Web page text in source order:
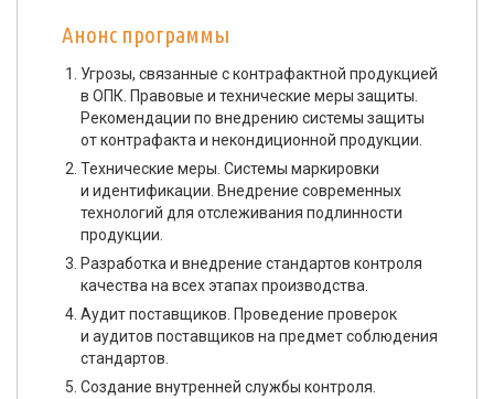
Анонс программы
Угрозы, связанные с контрафактной продукцией
в ОПК. Правовые и технические меры защиты.
Рекомендации по внедрению системы защиты
от контрафакта и некондиционной продукции.
Технические меры. Системы маркировки
и идентификации. Внедрение современных
технологий для отслеживания подлинности
продукции.
Разработка и внедрение стандартов контроля
качества на всех этапах производства.
Аудит поставщиков. Проведение проверок
и аудитов поставщиков на предмет соблюдения
стандартов.
Создание внутренней службы контроля.